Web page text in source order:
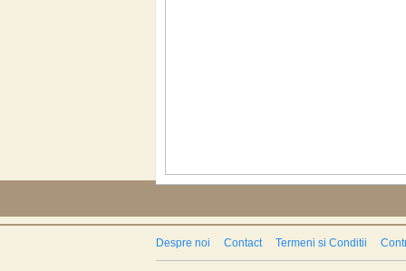
Despre noi Contact Termeni si Conditii